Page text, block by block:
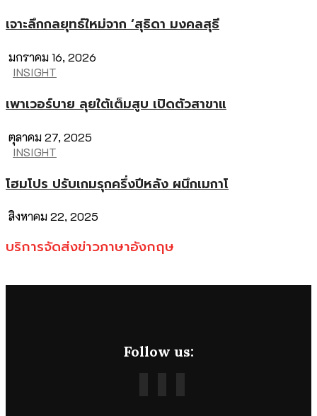
เจาะลึกกลยุทธ์ใหม่จาก ‘สุธิดา มงคลสุธี
มกราคม 16, 2026
INSIGHT
เพาเวอร์บาย ลุยใต้เต็มสูบ เปิดตัวสาขาแ
ตุลาคม 27, 2025
INSIGHT
โฮมโปร ปรับเกมรุกครึ่งปีหลัง ผนึกเมกาโ
สิงหาคม 22, 2025
บริการจัดส่งข่าวภาษาอังกฤษ
Follow us: